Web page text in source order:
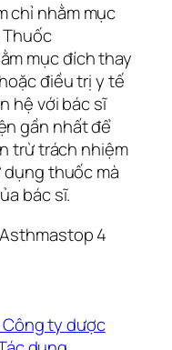
chỉ nhằm mục
mục đích thay
điều trị y tế
hệ với bác sĩ
gần nhất để
trừ trách nhiệm
thuốc mà
bác sĩ.
4
ty dược